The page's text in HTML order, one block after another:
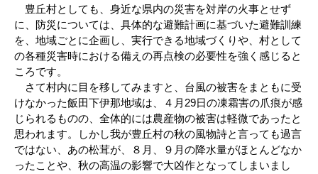
豊丘村としても、身近な県内の災害を対岸の火事とせず
に、防災については、具体的な避難計画に基づいた避難訓練
を、地域ごとに企画し、実行できる地域づくりや、村として
の各種災害時における備えの再点検の必要性を強く感じると
ころです。
さて村内に目を移してみますと、台風の被害をまともに受
けなかった飯田下伊那地域は、４月29日の凍霜害の爪痕が感
じられるものの、全体的には農産物の被害は軽微であったと
思われます。しかし我が豊丘村の秋の風物詩と言っても過言
ではない、あの松茸が、８月、９月の降水量がほとんどなか
ったことや、秋の高温の影響で大凶作となってしまいまし